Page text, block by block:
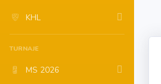
KHL
TURNAJE
MS 2026